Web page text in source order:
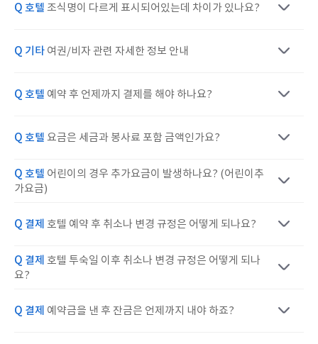
Q 호텔 조식명이 다르게 표시되어있는데 차이가 있나요?
Q 기타 여권/비자 관련 자세한 정보 안내
Q 호텔 예약 후 언제까지 결제를 해야 하나요?
Q 호텔 요금은 세금과 봉사료 포함 금액인가요?
Q 호텔 어린이의 경우 추가요금이 발생하나요? (어린이추
가요금)
Q 결제 호텔 예약 후 취소나 변경 규정은 어떻게 되나요?
Q 결제 호텔 투숙일 이후 취소나 변경 규정은 어떻게 되나
요?
Q 결제 예약금을 낸 후 잔금은 언제까지 내야 하죠?